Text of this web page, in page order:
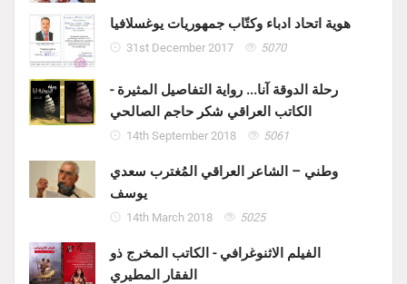
هوية اتحاد ادباء وكتّاب جمهوريات يوغسلافيا
31st December 2017 5070
رحلة الدوقة آنا... رواية التفاصيل المثيرة -
الكاتب العراقي شكر حاجم الصالحي
14th September 2018 5061
وطني – الشاعر العراقي المُغترب سعدي
يوسف
14th March 2018 5025
الفيلم الاثنوغرافي - الكاتب المخرج ذو
الفقار المطيري